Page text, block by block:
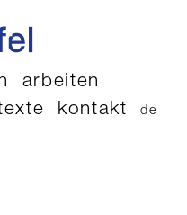
arbeiten
kontakt de